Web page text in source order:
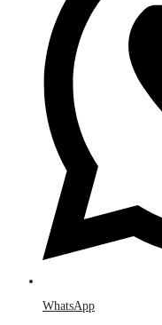
WhatsApp